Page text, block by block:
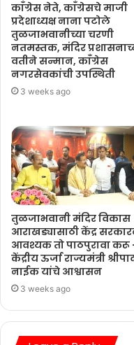
काँग्रेस नेते, काँग्रेसचे माजी
प्रदेशाध्यक्ष नाना पटोले
तुळजाभवानीच्या चरणी
नतमस्तक, मंदिर
वतीने सन्मान, काँग्रेस
नगरसेवकांची उपस्थिती
3 weeks ago
तुळजाभवानी मंदिर विकास
आराखड्यासाठी केंद्र
आवश्यक तो पाठपुरावा करू
केंद्रीय ऊर्जा राज्यमंत्री
नाईक यांचे आश्वासन
3 weeks ago